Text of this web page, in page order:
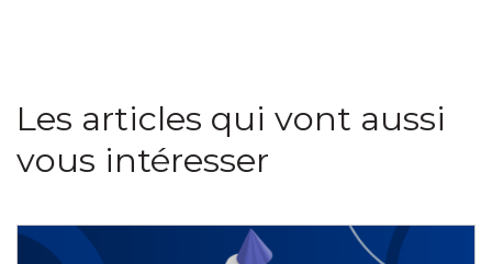
Les articles qui vont aussi
vous intéresser